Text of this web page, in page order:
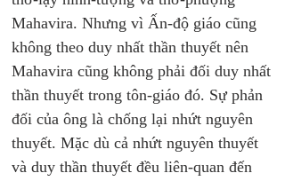
Mahavira. Nhưng vì Ấn-độ giáo cũng
không theo duy nhất thần thuyết nên
Mahavira cũng không phải đối duy nhất
thần thuyết trong tôn-giáo đó. Sự phản
đối của ông là chống lại nhứt nguyên
thuyết. Mặc dù cả nhứt nguyên thuyết
và duy thần thuyết đều liên-quan đến